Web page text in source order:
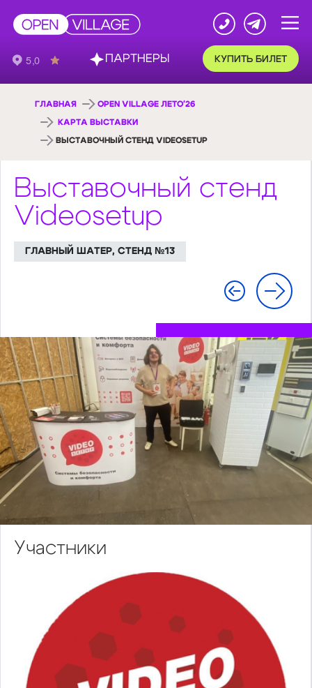
КУПИТЬ БИЛЕТ
ГЛАВНАЯ OPEN VILLAGE ЛЕТО'26
КАРТА ВЫСТАВКИ
ВЫСТАВОЧНЫЙ СТЕНД VIDEOSETUP
Выставочный стенд
Videosetup
ГЛАВНЫЙ ШАТЕР, СТЕНД №13
Участники